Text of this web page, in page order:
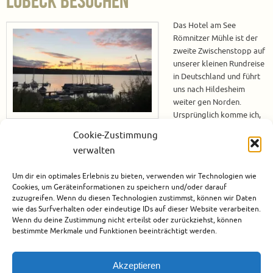
Cookie-Zustimmung
verwalten
Um dir ein optimales Erlebnis zu bieten, verwenden wir Technologien wie
Cookies, um Geräteinformationen zu speichern und/oder darauf
zuzugreifen. Wenn du diesen Technologien zustimmst, können wir Daten
wie das Surfverhalten oder eindeutige IDs auf dieser Website verarbeiten.
Wenn du deine Zustimmung nicht erteilst oder zurückziehst, können
bestimmte Merkmale und Funktionen beeinträchtigt werden.
Akzeptieren
Das Hotel am See
Römnitzer Mühle ist der
zweite Zwischenstopp auf
unserer kleinen Rundreise
in Deutschland und führt
uns nach Hildesheim
weiter gen Norden.
Ursprünglich komme ich,
kenne viele Ecken im norden Deutschlands. Aber wie so häufig, ignoriert
man die Sehenswürdigkeiten / kleinen Schätze, die sich Nahe am eigenen
Darmstadt wohne, ist es…
Weiterlesen
Oktober 14, 2020 Deutschland,Europa,Hotels,Römnitz